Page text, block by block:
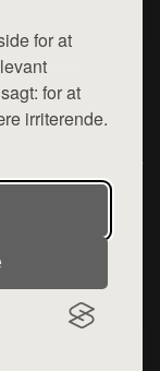
for at
for at
irriterende.
privatlivspolitik
en række
produkter fra
denne side - vi
heller ikke